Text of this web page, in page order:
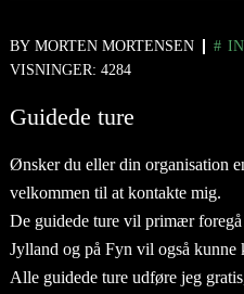
BY MORTEN MORTENSEN
VISNINGER: 4284
Guidede ture
Ønsker du eller din organisation
velkommen til at kontakte mig.
De guidede ture vil primær
Jylland og på Fyn vil også kunne
Alle guidede ture udføre jeg